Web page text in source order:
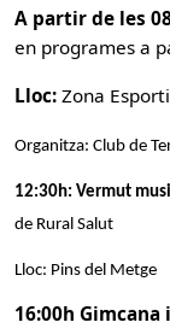
A partir de les
en programes a
Lloc: Zona
Organitza: Club de
12:30h: Vermut
de Rural Salut
Lloc: Pins del Metge
16:00h